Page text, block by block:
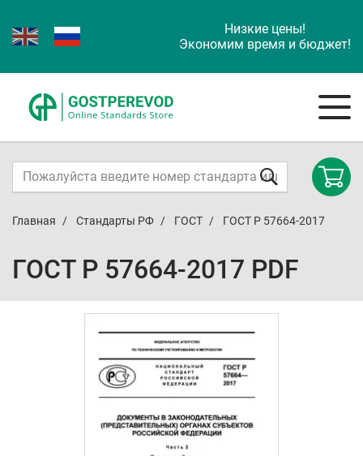
Низкие цены!
Экономим время и бюджет!
Главная Стандарты РФ ГОСТ ГОСТ Р 57664-2017
ГОСТ Р 57664-2017 PDF